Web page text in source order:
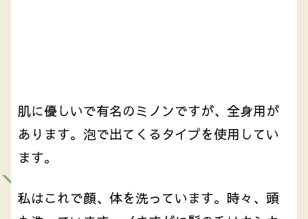
肌に優しいで有名のミノンですが、全身用が
あります。泡で出てくるタイプを使用してい
ます。
私はこれで顔、体を洗っています。時々、頭